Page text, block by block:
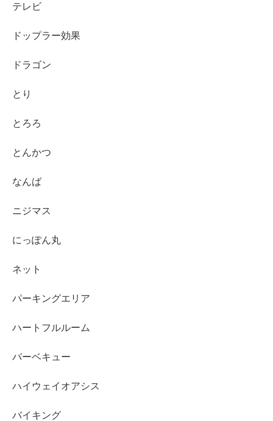
テレビ
ドップラー効果
ドラゴン
とり
とろろ
とんかつ
なんば
ニジマス
にっぽん丸
ネット
パーキングエリア
ハートフルルーム
バーベキュー
ハイウェイオアシス
バイキング